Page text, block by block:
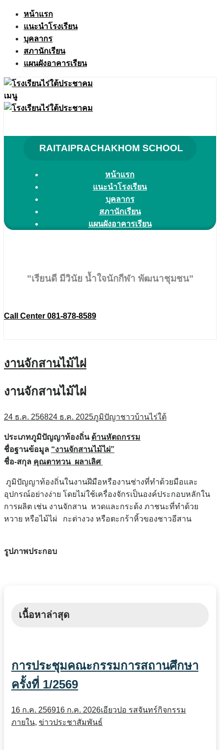
Skip
content
หน้าแรก
แนะนำโรงเรียน
บุคลากร
สภานักเรียน
แผนผังอาคารเรียน
เมนู
RAITAIPRACHAKHOM SCHOOL
หน้าแรก
แนะนำโรงเรียน
บุคลากร
สภานักเรียน
แผนผังอาคารเรียน
"เรียนดี มีวินัย น้ำใจนักกีฬา พัฒนาชุมชน"
Call Center 081-878-8589
งานจักสานไม้ไผ่
งานจักสานไม้ไผ่
24 ธ.ค. 256824 ธ.ค. 2025ภูมิปัญาชาวบ้านไร่ใต้
ประเภทภูมิปัญญาท้องถิ่น ด้านหัตถกรรม
ชื่อฐานข้อมูล “งานจักสานไม้ไผ่”
ชื่อ-สกุล คุณตาทวน ผลาเลิศ
ภูมิปัญญาท้องถิ่นในงานฝีมือหรืองานช่างที่ทำด้วยมือและ
อุปกรณ์อย่างง่าย โดยไม่ใช้เครื่องจักรเป็นองค์ประกอบหลักใน
การผลิต เช่น งานจักสาน หวดและกระด้ง ภาชนะที่ทำด้วย
หวาย หรือไม้ไผ่ กะต่างวง หรือตะกร้าหิ้วของชาวอีสาน
รูปภาพประกอบ
เนื้อหาล่าสุด
การประชุมคณะกรรมการสถานศึกษา
ครั้งที่ 1/2569
16 ก.ค. 256916 ก.ค. 2026เอียวปอ รสจันทร์กิจกรรม
ภายใน, ข่าวประชาสัมพันธ์